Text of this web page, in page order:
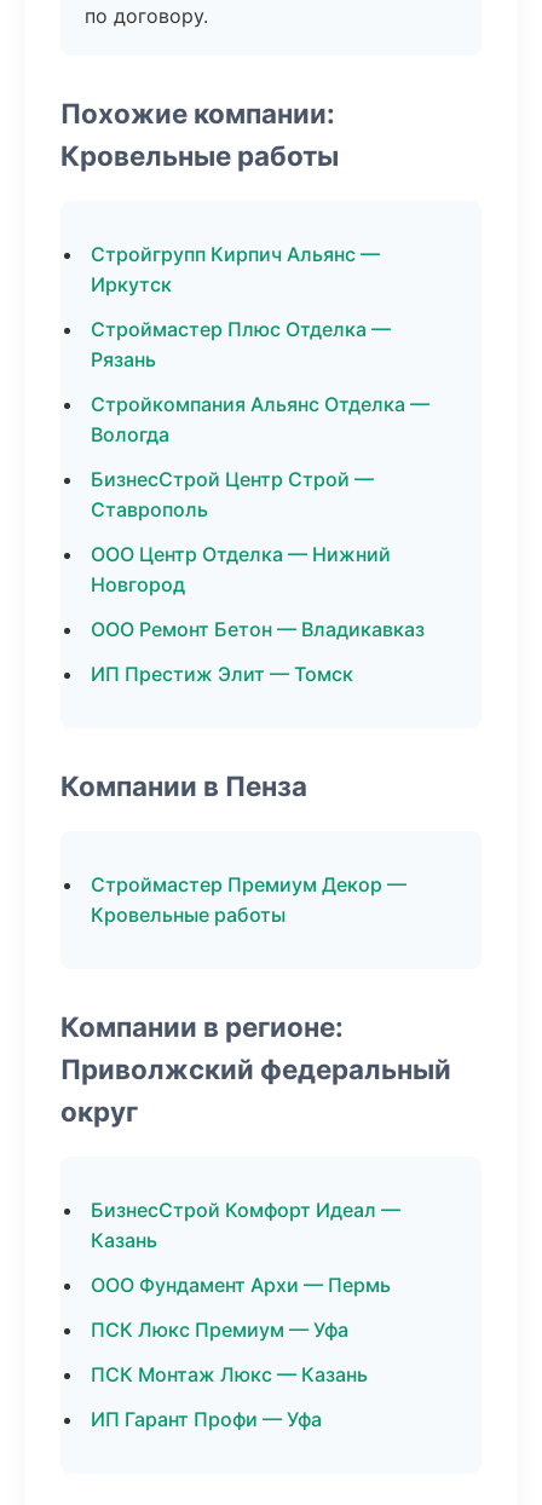
по договору.
Похожие компании:
Кровельные работы
Стройгрупп Кирпич Альянс —
Иркутск
Строймастер Плюс Отделка —
Рязань
Стройкомпания Альянс Отделка —
Вологда
БизнесСтрой Центр Строй —
Ставрополь
ООО Центр Отделка — Нижний
Новгород
ООО Ремонт Бетон — Владикавказ
ИП Престиж Элит — Томск
Компании в Пенза
Строймастер Премиум Декор —
Кровельные работы
Компании в регионе:
Приволжский федеральный
округ
БизнесСтрой Комфорт Идеал —
Казань
ООО Фундамент Архи — Пермь
ПСК Люкс Премиум — Уфа
ПСК Монтаж Люкс — Казань
ИП Гарант Профи — Уфа